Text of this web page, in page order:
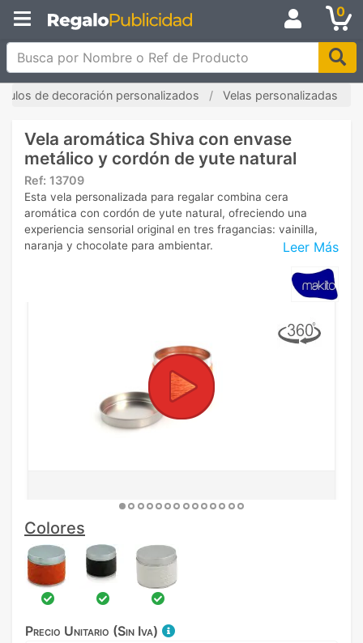
0
Busca por Nombre o Ref de Producto
de decoración personalizados Velas personalizadas
Vela aromática Shiva con envase
metálico y cordón de yute natural
Ref: 13709
Leer Más
Esta vela personalizada para regalar combina cera
aromática con cordón de yute natural, ofreciendo una
experiencia sensorial original en tres fragancias: vainilla,
naranja y chocolate para ambientar.
Colores
Precio Unitario (Sin Iva)